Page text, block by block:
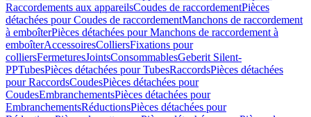
Raccordements aux appareilsCoudes de raccordementPièces
détachées pour Coudes de raccordementManchons de raccordement
à emboîterPièces détachées pour Manchons de raccordement à
emboîterAccessoiresColliersFixations pour
colliersFermeturesJointsConsommablesGeberit Silent-
PPTubesPièces détachées pour TubesRaccordsPièces détachées
pour RaccordsCoudesPièces détachées pour
CoudesEmbranchementsPièces détachées pour
EmbranchementsRéductionsPièces détachées pour